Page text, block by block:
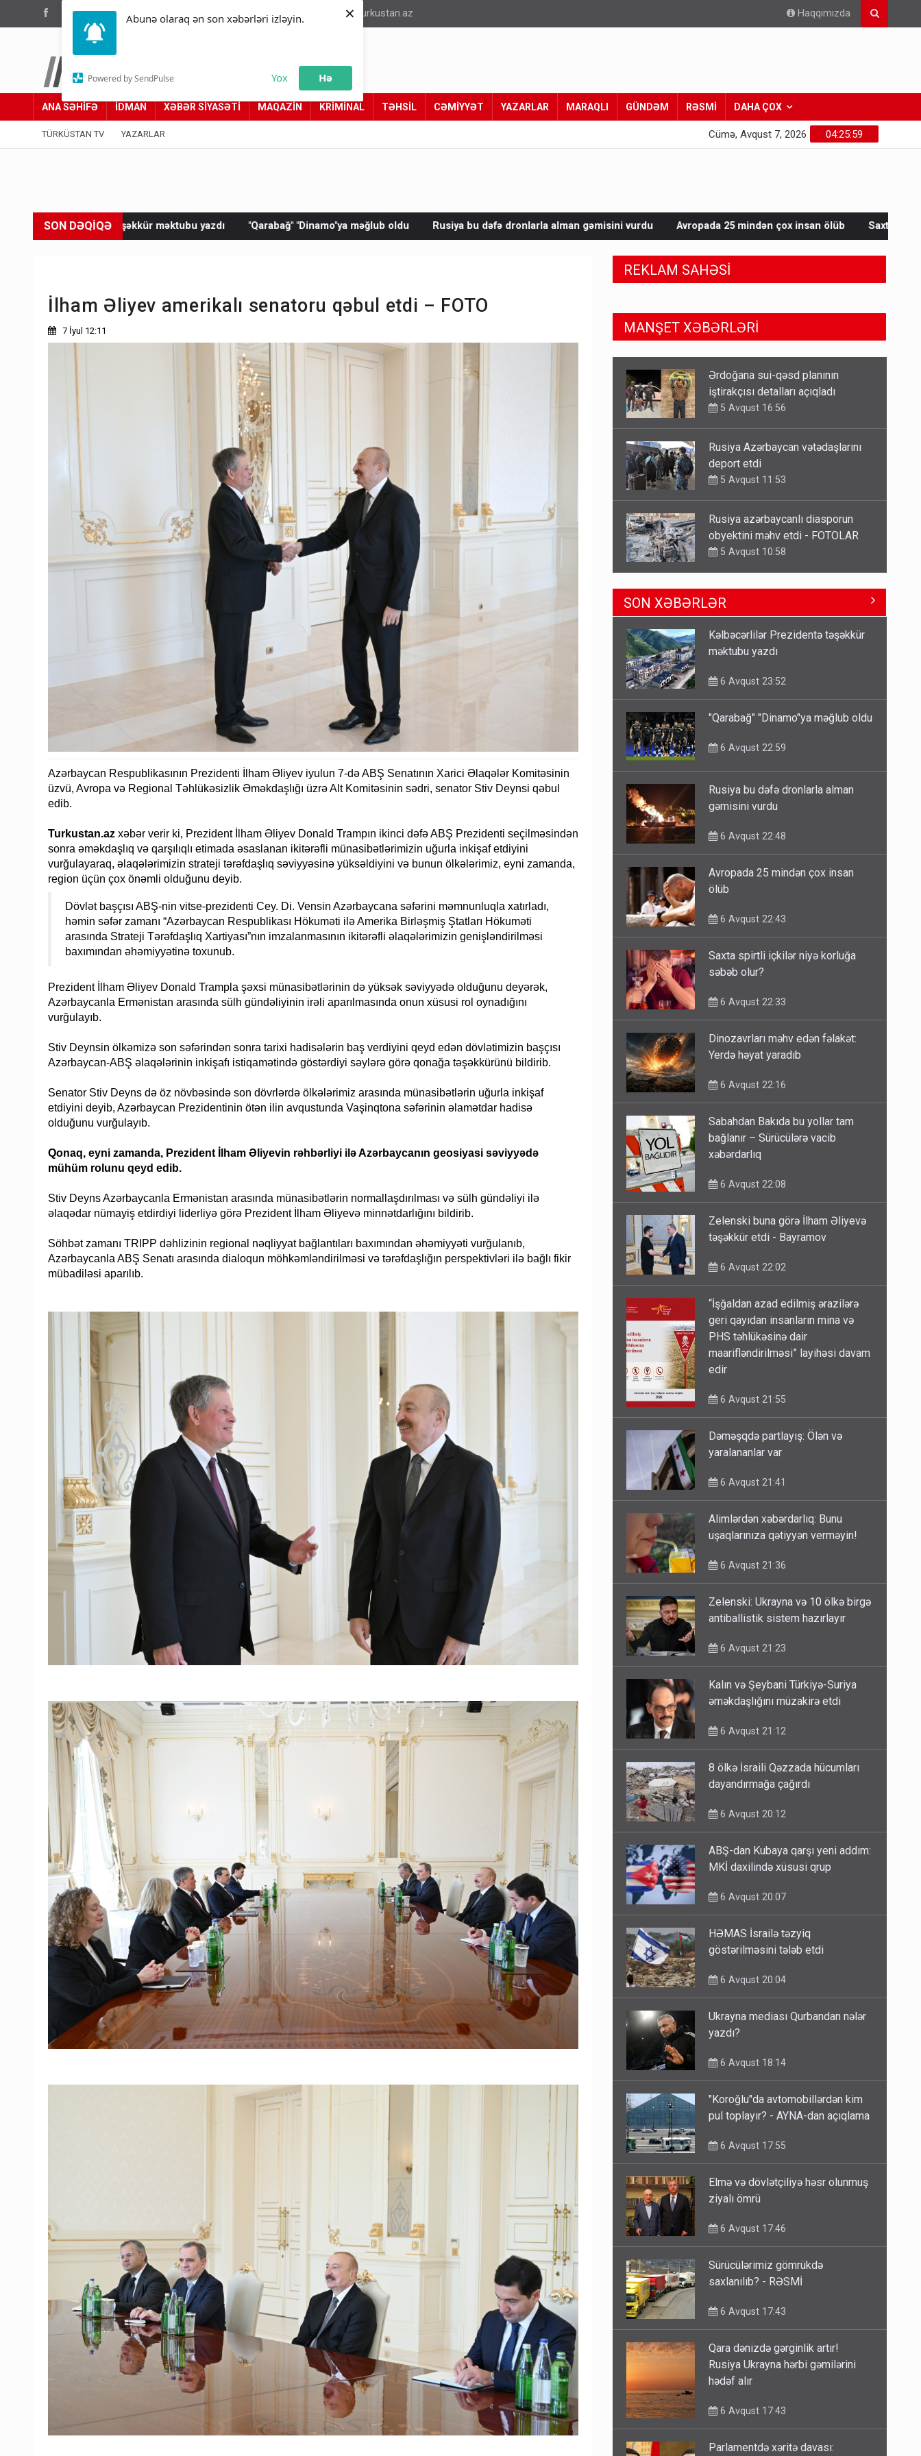
Abunə olaraq ən son xəbərləri izləyin.
Powered by SendPulse Yox Hə
×
(012) 449 94 05 info@turkustan.az Haqqımızda
Türküstan.az
Adımız yolumuzdur
ANA SƏHİFƏ İDMAN XƏBƏR SİYASƏTİ MAQAZİN KRİMİNAL TƏHSİL CƏMİYYƏT YAZARLAR MARAQLI GÜNDƏM RƏSMİ DAHA ÇOX
TÜRKÜSTAN TV YAZARLAR 04:26:02
Cümə, Avqust 7, 2026
SON DƏQİQƏ
yazdı "Qarabağ" "Dinamo"ya məğlub oldu Rusiya bu dəfə dronlarla alman gəmisini vurdu Avropada 25 mindən çox insan ölüb Saxta spirtli içkilər niyə korluğa səbəb olur?
İlham Əliyev amerikalı senatoru qəbul etdi – FOTO
7 İyul 12:11
Azərbaycan Respublikasının Prezidenti İlham Əliyev iyulun 7-də ABŞ Senatının Xarici Əlaqələr Komitəsinin
üzvü, Avropa və Regional Təhlükəsizlik Əməkdaşlığı üzrə Alt Komitəsinin sədri, senator Stiv Deynsi qəbul
edib.
Turkustan.az xəbər verir ki, Prezident İlham Əliyev Donald Trampın ikinci dəfə ABŞ Prezidenti seçilməsindən
sonra əməkdaşlıq və qarşılıqlı etimada əsaslanan ikitərəfli münasibətlərimizin uğurla inkişaf etdiyini
vurğulayaraq, əlaqələrimizin strateji tərəfdaşlıq səviyyəsinə yüksəldiyini və bunun ölkələrimiz, eyni zamanda,
region üçün çox önəmli olduğunu deyib.
Dövlət başçısı ABŞ-nin vitse-prezidenti Cey. Di. Vensin Azərbaycana səfərini məmnunluqla xatırladı,
həmin səfər zamanı “Azərbaycan Respublikası Hökuməti ilə Amerika Birləşmiş Ştatları Hökuməti
arasında Strateji Tərəfdaşlıq Xartiyası”nın imzalanmasının ikitərəfli əlaqələrimizin genişləndirilməsi
baxımından əhəmiyyətinə toxunub.
Prezident İlham Əliyev Donald Trampla şəxsi münasibətlərinin də yüksək səviyyədə olduğunu deyərək,
Azərbaycanla Ermənistan arasında sülh gündəliyinin irəli aparılmasında onun xüsusi rol oynadığını
vurğulayıb.
Stiv Deynsin ölkəmizə son səfərindən sonra tarixi hadisələrin baş verdiyini qeyd edən dövlətimizin başçısı
Azərbaycan-ABŞ əlaqələrinin inkişafı istiqamətində göstərdiyi səylərə görə qonağa təşəkkürünü bildirib.
Senator Stiv Deyns də öz növbəsində son dövrlərdə ölkələrimiz arasında münasibətlərin uğurla inkişaf
etdiyini deyib, Azərbaycan Prezidentinin ötən ilin avqustunda Vaşinqtona səfərinin əlamətdar hadisə
olduğunu vurğulayıb.
Qonaq, eyni zamanda, Prezident İlham Əliyevin rəhbərliyi ilə Azərbaycanın geosiyasi səviyyədə
mühüm rolunu qeyd edib.
Stiv Deyns Azərbaycanla Ermənistan arasında münasibətlərin normallaşdırılması və sülh gündəliyi ilə
əlaqədar nümayiş etdirdiyi liderliyə görə Prezident İlham Əliyevə minnətdarlığını bildirib.
Söhbət zamanı TRIPP dəhlizinin regional nəqliyyat bağlantıları baxımından əhəmiyyəti vurğulanıb,
Azərbaycanla ABŞ Senatı arasında dialoqun möhkəmləndirilməsi və tərəfdaşlığın perspektivləri ilə bağlı fikir
mübadiləsi aparılıb.
REKLAM SAHƏSİ
MANŞET XƏBƏRLƏRİ
Rusiya Azərbaycan vətədaşlarını
deport etdi
5 Avqust 11:53
Rusiya azərbaycanlı diasporun
obyektini məhv etdi - FOTOLAR
5 Avqust 10:58
Bu tarixdən HAVALAR DƏYİŞİR -
İSTİLƏR BİTİR
4 Avqust 22:04
ŞOK! David Seliverstov ölkədən
qaçdı
gedə biləcəksiniz - SİYAHI
iştirakçısı detalları açıqladı
SON XƏBƏRLƏR
Kəlbəcərlilər Prezidentə təşəkkür
məktubu yazdı
6 Avqust 23:52
"Qarabağ" "Dinamo"ya məğlub oldu
6 Avqust 22:59
Rusiya bu dəfə dronlarla alman
gəmisini vurdu
6 Avqust 22:48
Avropada 25 mindən çox insan
ölüb
6 Avqust 22:43
Saxta spirtli içkilər niyə korluğa
səbəb olur?
6 Avqust 22:33
Dinozavrları məhv edən fəlakət:
Yerdə həyat yaradıb
6 Avqust 22:16
Sabahdan Bakıda bu yollar tam
bağlanır – Sürücülərə vacib
xəbərdarlıq
6 Avqust 22:08
Zelenski buna görə İlham Əliyevə
təşəkkür etdi - Bayramov
6 Avqust 22:02
“İşğaldan azad edilmiş ərazilərə
geri qayıdan insanların mina və
PHS təhlükəsinə dair
maarifləndirilməsi” layihəsi davam
edir
6 Avqust 21:55
Dəməşqdə partlayış: Ölən və
yaralananlar var
6 Avqust 21:41
Alimlərdən xəbərdarlıq: Bunu
uşaqlarınıza qətiyyən verməyin!
6 Avqust 21:36
Zelenski: Ukrayna və 10 ölkə birgə
antiballistik sistem hazırlayır
6 Avqust 21:23
Kalın və Şeybani Türkiyə-Suriya
əməkdaşlığını müzakirə etdi
6 Avqust 21:12
8 ölkə İsraili Qəzzada hücumları
dayandırmağa çağırdı
6 Avqust 20:12
ABŞ-dan Kubaya qarşı yeni addım:
MKİ daxilində xüsusi qrup
6 Avqust 20:07
HƏMAS İsrailə təzyiq
göstərilməsini tələb etdi
6 Avqust 20:04
Ukrayna mediası Qurbandan nələr
yazdı?
6 Avqust 18:14
"Koroğlu"da avtomobillərdən kim
pul toplayır? - AYNA-dan açıqlama
6 Avqust 17:55
Elmə və dövlətçiliyə həsr olunmuş
ziyalı ömrü
6 Avqust 17:46
Sürücülərimiz gömrükdə
saxlanılıb? - RƏSMİ
6 Avqust 17:43
Qara dənizdə gərginlik artır!
Rusiya Ukrayna hərbi gəmilərini
hədəf alır
6 Avqust 17:43
Parlamentdə xəritə davası: